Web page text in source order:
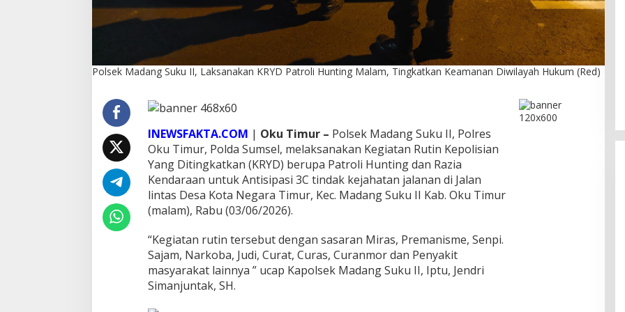
o
l
H
n
n
M
a
l
a
m
,
T
n
g
k
a
t
k
Polsek Madang Suku II, Laksanakan KRYD Patroli Hunting Malam, Tingkatkan Keamanan Diwilayah Hukum (Red)
INEWSFAKTA.COM | Oku Timur – Polsek Madang Suku II, Polres
Oku Timur, Polda Sumsel, melaksanakan Kegiatan Rutin Kepolisian
Yang Ditingkatkan (KRYD) berupa Patroli Hunting dan Razia
Kendaraan untuk Antisipasi 3C tindak kejahatan jalanan di Jalan
lintas Desa Kota Negara Timur, Kec. Madang Suku II Kab. Oku Timur
(malam), Rabu (03/06/2026).
“Kegiatan rutin tersebut dengan sasaran Miras, Premanisme, Senpi.
Sajam, Narkoba, Judi, Curat, Curas, Curanmor dan Penyakit
masyarakat lainnya ” ucap Kapolsek Madang Suku II, Iptu, Jendri
Simanjuntak, SH.
DPC PPP Jakarta Utara Gelar
Ta’aruf / Silaturahmi dan
Fokus Konsolidasi Jelang
Musancab 13 September 2026